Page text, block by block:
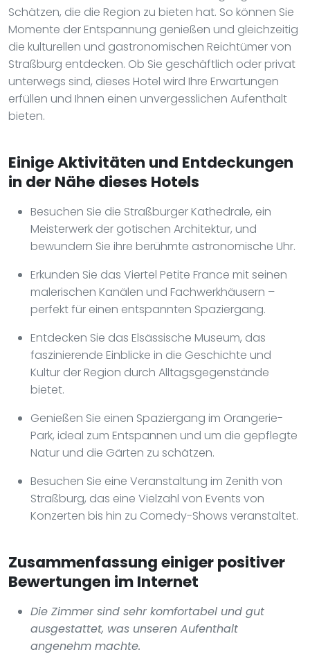
Schätzen, die die Region zu bieten hat. So können Sie
Momente der Entspannung genießen und gleichzeitig
die kulturellen und gastronomischen Reichtümer von
Straßburg entdecken. Ob Sie geschäftlich oder privat
unterwegs sind, dieses Hotel wird Ihre Erwartungen
erfüllen und Ihnen einen unvergesslichen Aufenthalt
bieten.
Einige Aktivitäten und Entdeckungen
in der Nähe dieses Hotels
Besuchen Sie die Straßburger Kathedrale, ein
Meisterwerk der gotischen Architektur, und
bewundern Sie ihre berühmte astronomische Uhr.
Erkunden Sie das Viertel Petite France mit seinen
malerischen Kanälen und Fachwerkhäusern –
perfekt für einen entspannten Spaziergang.
Entdecken Sie das Elsässische Museum, das
faszinierende Einblicke in die Geschichte und
Kultur der Region durch Alltagsgegenstände
bietet.
Genießen Sie einen Spaziergang im Orangerie-
Park, ideal zum Entspannen und um die gepflegte
Natur und die Gärten zu schätzen.
Besuchen Sie eine Veranstaltung im Zenith von
Straßburg, das eine Vielzahl von Events von
Konzerten bis hin zu Comedy-Shows veranstaltet.
Zusammenfassung einiger positiver
Bewertungen im Internet
Die Zimmer sind sehr komfortabel und gut
ausgestattet, was unseren Aufenthalt
angenehm machte.